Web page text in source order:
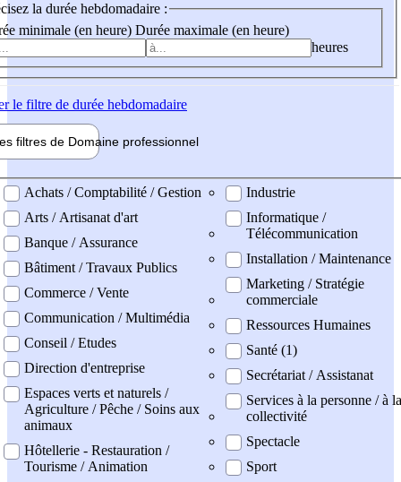
la durée hebdomadaire :
minimale (en heure) Durée maximale (en heure)
heures
le filtre de durée hebdomadaire
filtres de Domaine professionnel
professionel
Achats / Comptabilité / Gestion
Arts / Artisanat d'art
Banque / Assurance
Bâtiment / Travaux Publics
Commerce / Vente
Communication / Multimédia
Conseil / Etudes
Direction d'entreprise
Espaces verts et naturels /
Agriculture / Pêche / Soins aux
animaux
Hôtellerie - Restauration /
Tourisme / Animation
Industrie
Informatique /
Télécommunication
Installation / Maintenance
Marketing / Stratégie
commerciale
Ressources Humaines
Santé (1)
Secrétariat / Assistanat
Services à la personne / à la
collectivité
Spectacle
Sport